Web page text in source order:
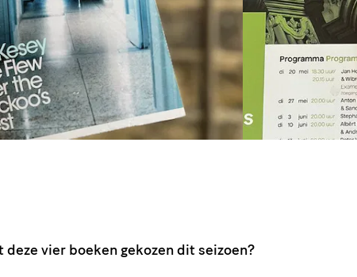
vier boeken gekozen dit seizoen?